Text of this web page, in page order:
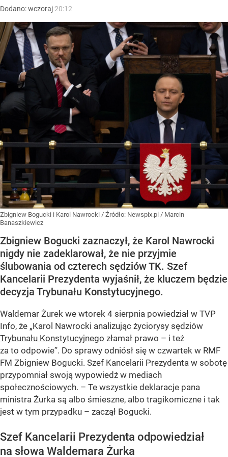
Dodano:wczoraj 20:12
Zbigniew Bogucki i Karol Nawrocki / Źródło: Newspix.pl / Marcin
Banaszkiewicz
Zbigniew Bogucki zaznaczył, że Karol Nawrocki
nigdy nie zadeklarował, że nie przyjmie
ślubowania od czterech sędziów TK. Szef
Kancelarii Prezydenta wyjaśnił, że kluczem będzie
decyzja Trybunału Konstytucyjnego.
Waldemar Żurek we wtorek 4 sierpnia powiedział w TVP
Info, że „Karol Nawrocki analizując życiorysy sędziów
Trybunału Konstytucyjnego złamał prawo – i też
za to odpowie”. Do sprawy odniósł się w czwartek w RMF
FM Zbigniew Bogucki. Szef Kancelarii Prezydenta w sobotę
przypomniał swoją wypowiedź w mediach
społecznościowych. – Te wszystkie deklaracje pana
ministra Żurka są albo śmieszne, albo tragikomiczne i tak
jest w tym przypadku – zaczął Bogucki.
Szef Kancelarii Prezydenta odpowiedział
na słowa Waldemara Żurka